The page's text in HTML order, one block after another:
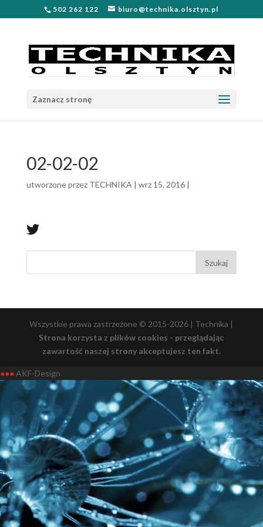
502 262 122 biuro@technika.olsztyn.pl
Zaznacz stronę
02-02-02
utworzone przez TECHNIKA | wrz 15, 2016|
Wszystkie prawa zastrzeżone © 2015-2026 | Technika |
Strona korzysta z plików cookies - przeglądając
zawartość naszej strony akceptujesz ten fakt.
●●● AKF-Design